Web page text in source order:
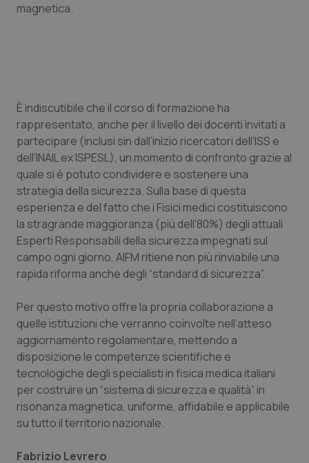
Sardegna
Umbria
Valle D’Aosta
Veneto
Malattia di Crohn & Rettocolite Ulcerosa
Oftalmologia
Oncodermatologia
Oncoematologia
Oncologia & Nutrizione
Psoriasi & pelle
Quotidiano Cardiologia
Quotidiano Chirurgia
Quotidiano Oncologia
Quotidiano Pediatria
magnetica.
È indiscutibile che il corso di formazione ha
rappresentato, anche per il livello dei docenti invitati a
partecipare (inclusi sin dall’inizio ricercatori dell’ISS e
dell’INAIL ex ISPESL), un momento di confronto grazie al
quale si è potuto condividere e sostenere una
strategia della sicurezza. Sulla base di questa
esperienza e del fatto che i Fisici medici costituiscono
la stragrande maggioranza (più dell’80%) degli attuali
Esperti Responsabili della sicurezza impegnati sul
campo ogni giorno, AIFM ritiene non più rinviabile una
rapida riforma anche degli “standard di sicurezza”.
Per questo motivo offre la propria collaborazione a
quelle istituzioni che verranno coinvolte nell’atteso
aggiornamento regolamentare, mettendo a
disposizione le competenze scientifiche e
tecnologiche degli specialisti in fisica medica italiani
per costruire un “sistema di sicurezza e qualità” in
risonanza magnetica, uniforme, affidabile e applicabile
su tutto il territorio nazionale.
Fabrizio Levrero